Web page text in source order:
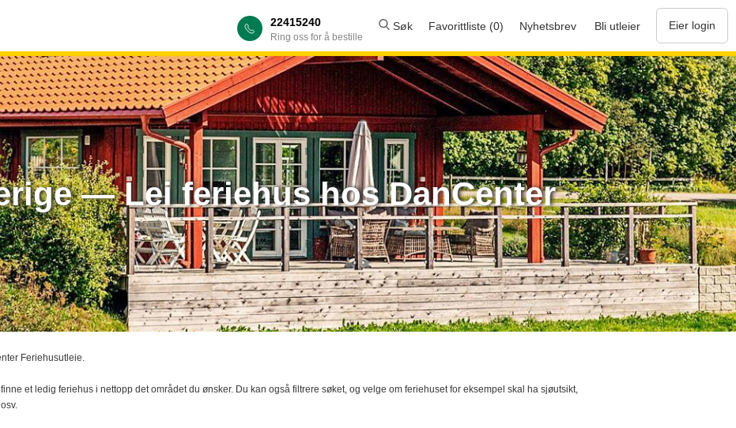
22415240
Ring oss for å bestille
Søk Favorittliste (0) Nyhetsbrev Bli utleier Eier login
— Lei feriehus hos DanCenter
Feriehusutleie.
et ledig feriehus i nettopp det området du ønsker. Du kan også filtrere søket, og velge om feriehuset for eksempel skal ha sjøutsikt,